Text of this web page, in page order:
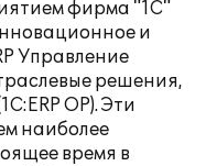
фирма "1С"
и
Управление
решения,
ОР). Эти
наиболее
время в